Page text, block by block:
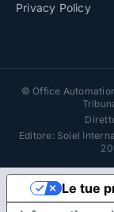
Privacy Policy
© Office
Editore: Soiel
Le tue